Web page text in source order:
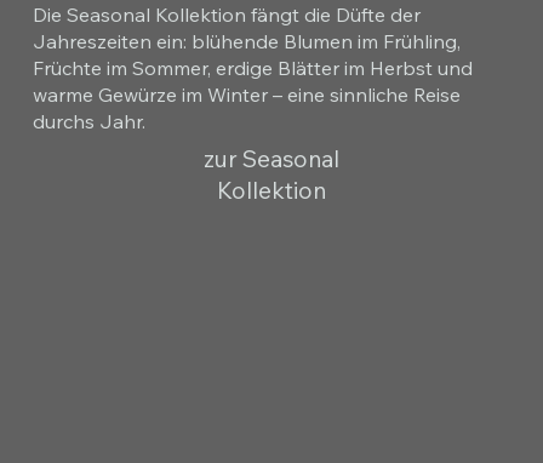
Die Seasonal Kollektion fängt die Düfte der
Jahreszeiten ein: blühende Blumen im Frühling,
Früchte im Sommer, erdige Blätter im Herbst und
warme Gewürze im Winter – eine sinnliche Reise
durchs Jahr.
zur Seasonal
Kollektion